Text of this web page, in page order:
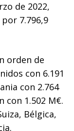
de 2022,
7.796,9
orden de
con 6.191
con 2.764
con 1.502 M€.
Bélgica,